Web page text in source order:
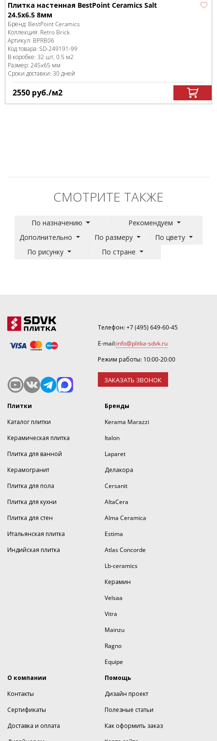
Плитка настенная BestPoint Ceramics Salt
24.5x6.5 8мм
Бренд: BestPoint Ceramics
Коллекция: Retro Brick
Артикул: BPRB06
Код товара: SD-249191-99
В коробке: 32 шт, 0.5 м2
Размер: 245x65 мм
Сроки доставки: 30 дней
2550 руб./м2
СМОТРИТЕ ТАКЖЕ
По назначению
Рекомендуем
Дополнительно
По размеру
По цвету
По рисунку
По стране
Телефон:+7 (495) 649-60-45
E-mail:info@plitka-sdvk.ru
Режим работы: 10:00-20:00
ЗАКАЗАТЬ ЗВОНОК
Плитки
Каталог плитки
Керамическая плитка
Плитка для ванной
Керамогранит
Плитка для пола
Плитка для кухни
Плитка для стен
Итальянская плитка
Индийская плитка
Бренды
Kerama Marazzi
Italon
Laparet
Делакора
Cersanit
AltaCera
Alma Ceramica
Estima
Atlas Concorde
Lb-ceramics
Керамин
Velsaa
Vitra
Mainzu
Ragno
Equipe
О компании
Контакты
Сертификаты
Доставка и оплата
Помощь
Дизайн проект
Полезные статьи
Как оформить заказ